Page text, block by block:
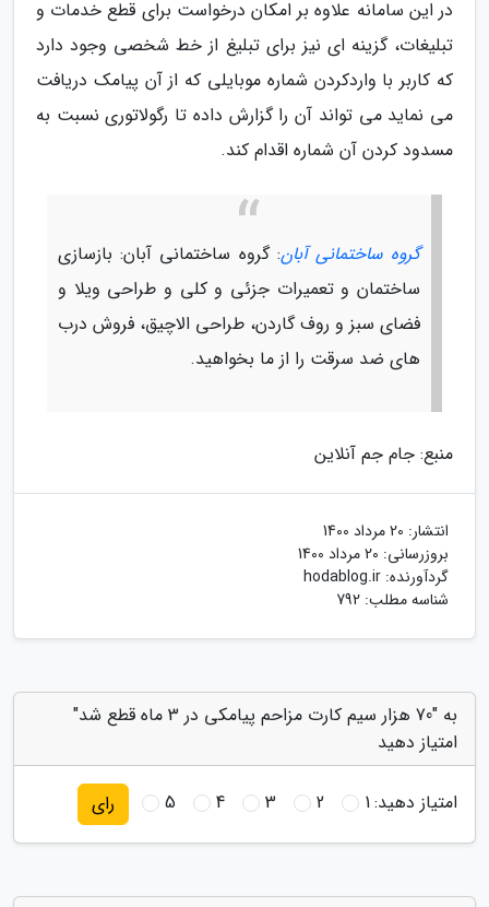
در این سامانه علاوه بر امکان درخواست برای قطع خدمات و
تبلیغات، گزینه ای نیز برای تبلیغ از خط شخصی وجود دارد
که کاربر با واردکردن شماره موبایلی که از آن پیامک دریافت
می نماید می تواند آن را گزارش داده تا رگولاتوری نسبت به
مسدود کردن آن شماره اقدام کند.
گروه ساختمانی آبان: گروه ساختمانی آبان: بازسازی
ساختمان و تعمیرات جزئی و کلی و طراحی ویلا و
فضای سبز و روف گاردن، طراحی الاچیق، فروش درب
های ضد سرقت را از ما بخواهید.
منبع: جام جم آنلاین
انتشار: 20 مرداد 1400
بروزرسانی: 20 مرداد 1400
گردآورنده: hodablog.ir
شناسه مطلب: 792
به "70 هزار سیم کارت مزاحم پیامکی در 3 ماه قطع شد"
امتیاز دهید
امتیاز دهید:1
2
3
4
5 رای